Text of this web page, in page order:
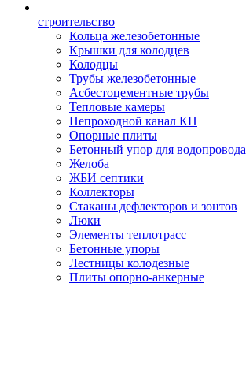
строительство
Кольца железобетонные
Крышки для колодцев
Колодцы
Трубы железобетонные
Асбестоцементные трубы
Тепловые камеры
Непроходной канал КН
Опорные плиты
Бетонный упор для водопровода
Желоба
ЖБИ септики
Коллекторы
Стаканы дефлекторов и зонтов
Люки
Элементы теплотрасс
Бетонные упоры
Лестницы колодезные
Плиты опорно-анкерные